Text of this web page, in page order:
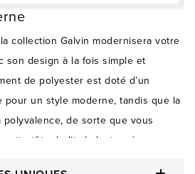
collection Galvin modernisera votre
son design à la fois simple et
de polyester est doté d’un
pour un style moderne, tandis que la
de sorte que vous
tête de lit s’adaptera à vos
Il est également possible de